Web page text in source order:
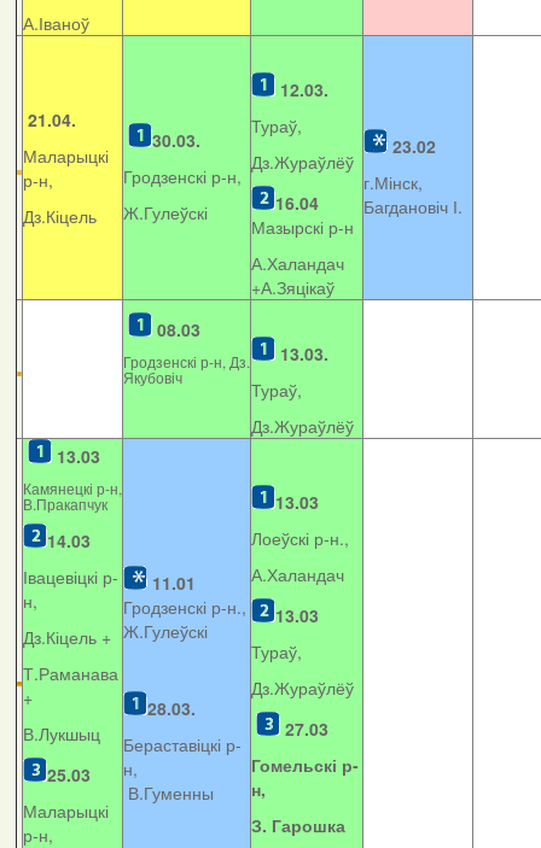
А.Іваноў
21.04.
Маларыцкі
р-н,
Дз.Кіцель
30.03.
Гродзенскі р-н,
Ж.Гулеўскі
12.03.
Тураў,
Дз.Жураўлёў
16.04
Мазырскі р-н
А.Халандач
+А.Зяцікаў
23.02
г.Мінск,
Багдановіч І.
08.03
Гродзенскі р-н, Дз.
Якубовіч
13.03.
Тураў,
Дз.Жураўлёў
13.03
Камянецкі р-н,
В.Пракапчук
14.03
Івацевіцкі р-
н,
Дз.Кіцель +
Т.Раманава
+
В.Лукшыц
25.03
Маларыцкі
р-н,
11.01
Гродзенскі р-н.,
Ж.Гулеўскі
28.03.
Бераставіцкі р-
н,
В.Гуменны
13.03
Лоеўскі р-н.,
А.Халандач
13.03
Тураў,
Дз.Жураўлёў
27.03
Гомельскі р-
н,
З. Гарошка